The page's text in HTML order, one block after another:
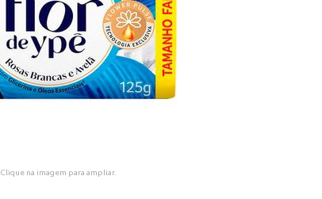
Clique na imagem para ampliar.